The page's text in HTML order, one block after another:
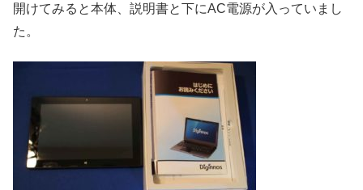
開けてみると本体、説明書と下にAC電源が入っていまし
た。